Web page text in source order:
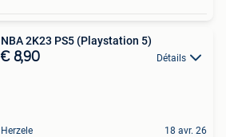
NBA 2K23 PS5 (Playstation 5)
€ 8,90 Détails
Herzele 18 avr. 26